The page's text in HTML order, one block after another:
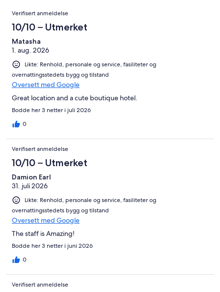
anmeldelser.
324
anmeldelser.
av
324
anmeldelser.
Anmeldelser
Verifisert anmeldelse
10/10 – Utmerket
Matasha
1. aug. 2026
Likte: Renhold, personale og service, fasiliteter og
overnattingsstedets bygg og tilstand
Oversett med Google
Great location and a cute boutique hotel.
Bodde her 3 netter i juli 2026
0
Verifisert anmeldelse
10/10 – Utmerket
Damion Earl
31. juli 2026
Likte: Renhold, personale og service, fasiliteter og
overnattingsstedets bygg og tilstand
Oversett med Google
The staff is Amazing!
Bodde her 3 netter i juni 2026
0
Verifisert anmeldelse